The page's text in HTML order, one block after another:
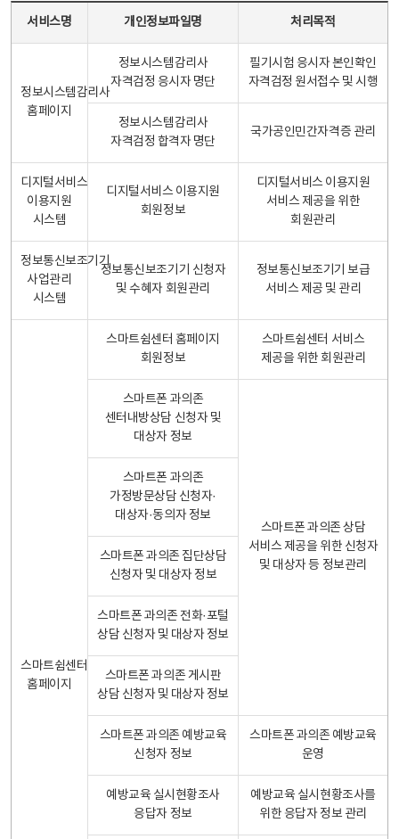
서비스명 개인정보파일명 처리목적
정보시스템감리사
홈페이지
정보시스템감리사
자격검정 응시자 명단
필기시험 응시자 본인확인
자격검정 원서접수 및 시행
정보시스템감리사
자격검정 합격자 명단
국가공인민간자격증 관리
디지털서비스
이용지원
시스템
디지털서비스 이용지원
회원정보
디지털서비스 이용지원
서비스 제공을 위한
회원관리
정보통신보조기기
사업관리
시스템
정보통신보조기기 신청자
및 수혜자 회원관리
정보통신보조기기 보급
서비스 제공 및 관리
스마트쉼센터
홈페이지
스마트쉼센터 홈페이지
회원정보
스마트쉼센터 서비스
제공을 위한 회원관리
스마트폰 과의존
센터내방상담 신청자 및
대상자 정보
스마트폰 과의존 상담
서비스 제공을 위한 신청자
및 대상자 등 정보관리
스마트폰 과의존
가정방문상담 신청자·
대상자·동의자 정보
스마트폰 과의존 집단상담
신청자 및 대상자 정보
스마트폰 과의존 전화·포털
상담 신청자 및 대상자 정보
스마트폰 과의존 게시판
상담 신청자 및 대상자 정보
스마트폰 과의존 예방교육
신청자 정보
스마트폰 과의존 예방교육
운영
예방교육 실시현황조사
응답자 정보
예방교육 실시현황조사를
위한 응답자 정보 관리